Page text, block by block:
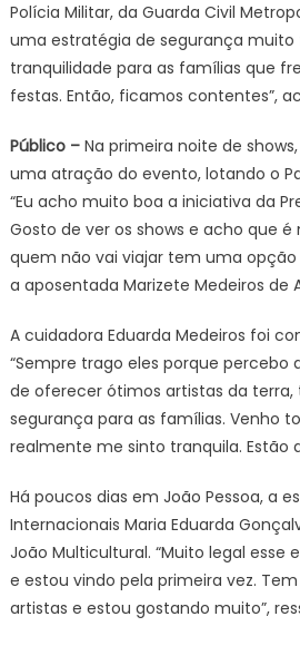
Polícia Militar, da Guarda Civil
uma estratégia de segurança muito
tranquilidade para as famílias que
festas. Então, ficamos contentes”,
Público – Na primeira noite de
uma atração do evento, lotando o
“Eu acho muito boa a iniciativa da
Gosto de ver os shows e acho que
quem não vai viajar tem uma opção
a aposentada Marizete Medeiros de
A cuidadora Eduarda Medeiros foi
“Sempre trago eles porque percebo
de oferecer ótimos artistas da
segurança para as famílias. Venho
realmente me sinto tranquila. Estão
Há poucos dias em João Pessoa, a
Internacionais Maria Eduarda
João Multicultural. “Muito legal esse
e estou vindo pela primeira vez.
artistas e estou gostando muito”,